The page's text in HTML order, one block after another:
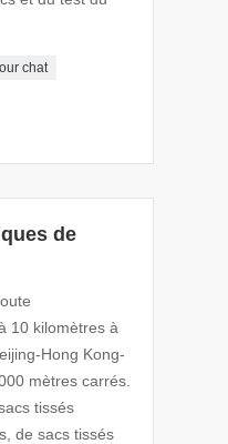
chat
de
10 kilomètres à
Hong Kong-
mètres carrés.
tissés
de sacs tissés